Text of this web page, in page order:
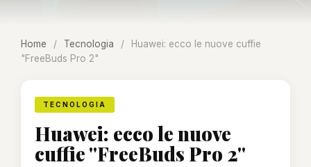
Home / Tecnologia /
Huawei: ecco le nuove cuffie
"FreeBuds Pro 2"
TECNOLOGIA
Huawei: ecco le nuove
cuffie "FreeBuds Pro 2"